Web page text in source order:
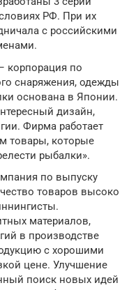
РФ. При их
с российскими
корпорация по
снаряжения, одежды
основана в Японии.
дизайн,
Фирма работает
товары, которые
рыбалки».
по выпуску
товаров высоко
материалов,
в производстве
с хорошими
цене. Улучшение
поиск новых идей